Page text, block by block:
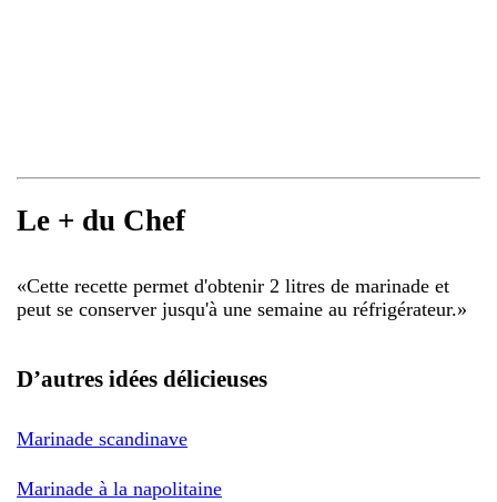
Le + du Chef
«Cette recette permet d'obtenir 2 litres de marinade et
peut se conserver jusqu'à une semaine au réfrigérateur.»
D’autres idées délicieuses
Marinade scandinave
Marinade à la napolitaine